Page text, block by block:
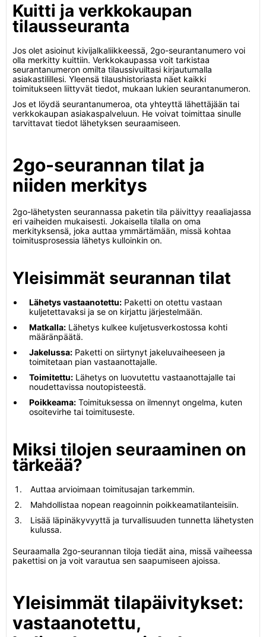
Kuitti ja verkkokaupan
tilausseuranta
Jos olet asioinut kivijalkaliikkeessä, 2go-seurantanumero voi
olla merkitty kuittiin. Verkkokaupassa voit tarkistaa
seurantanumeron omilta tilaussivuiltasi kirjautumalla
asiakastilillesi. Yleensä tilaushistoriasta näet kaikki
toimitukseen liittyvät tiedot, mukaan lukien seurantanumeron.
Jos et löydä seurantanumeroa, ota yhteyttä lähettäjään tai
verkkokaupan asiakaspalveluun. He voivat toimittaa sinulle
tarvittavat tiedot lähetyksen seuraamiseen.
2go-seurannan tilat ja
niiden merkitys
2go-lähetysten seurannassa paketin tila päivittyy reaaliajassa
eri vaiheiden mukaisesti. Jokaisella tilalla on oma
merkityksensä, joka auttaa ymmärtämään, missä kohtaa
toimitusprosessia lähetys kulloinkin on.
Yleisimmät seurannan tilat
Lähetys vastaanotettu: Paketti on otettu vastaan
kuljetettavaksi ja se on kirjattu järjestelmään.
Matkalla: Lähetys kulkee kuljetusverkostossa kohti
määränpäätä.
Jakelussa: Paketti on siirtynyt jakeluvaiheeseen ja
toimitetaan pian vastaanottajalle.
Toimitettu: Lähetys on luovutettu vastaanottajalle tai
noudettavissa noutopisteestä.
Poikkeama: Toimituksessa on ilmennyt ongelma, kuten
osoitevirhe tai toimituseste.
Miksi tilojen seuraaminen on
tärkeää?
Auttaa arvioimaan toimitusajan tarkemmin.
Mahdollistaa nopean reagoinnin poikkeamatilanteisiin.
Lisää läpinäkyvyyttä ja turvallisuuden tunnetta lähetysten
kulussa.
Seuraamalla 2go-seurannan tiloja tiedät aina, missä vaiheessa
pakettisi on ja voit varautua sen saapumiseen ajoissa.
Yleisimmät tilapäivitykset:
vastaanotettu,